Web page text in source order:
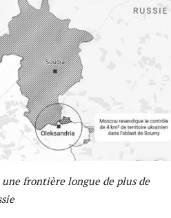
une frontière longue de plus de